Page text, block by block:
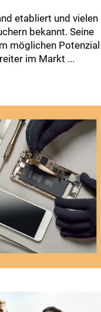
etabliert und vielen
bekannt. Seine
möglichen Potenzial
im Markt ...